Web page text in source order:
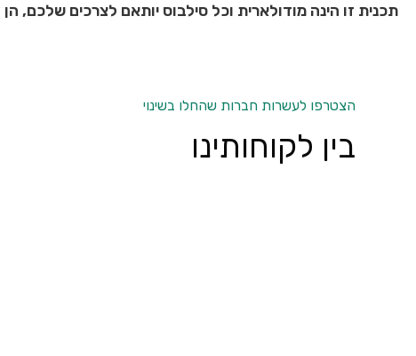
תכנית זו הינה מודולארית וכל סילבוס יותאם לצרכים שלכם,
הצטרפו לעשרות חברות שהחלו בשינוי
בין לקוחותינו